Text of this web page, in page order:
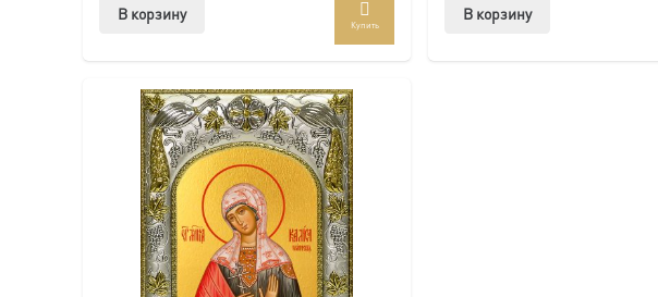
В корзину
Купить
В корзину